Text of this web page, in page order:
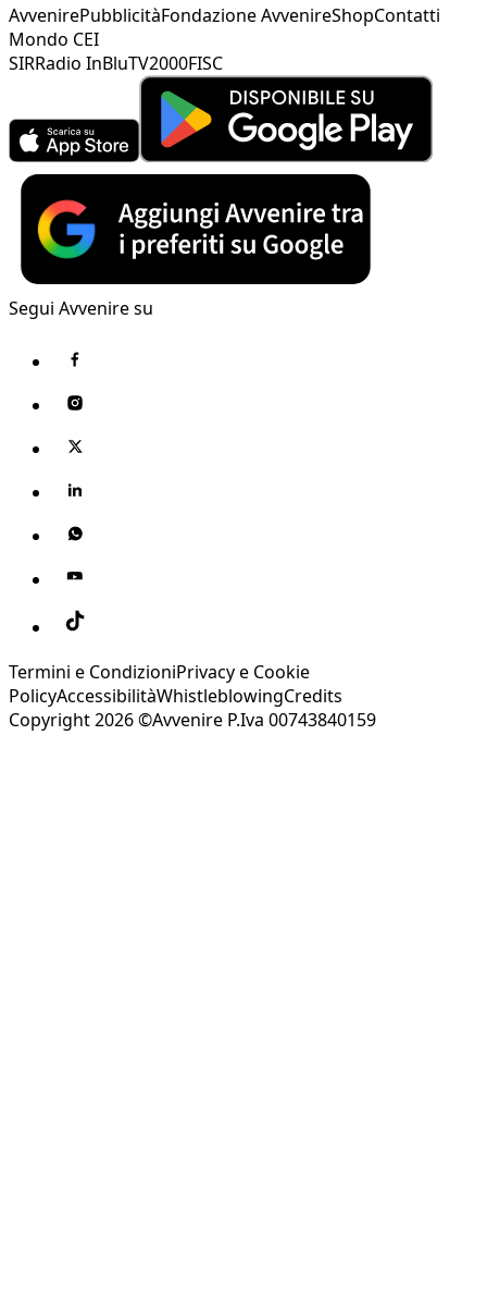
AvvenirePubblicitàFondazione AvvenireShopContatti
Mondo CEI
SIRRadio InBluTV2000FISC
Segui Avvenire su
Termini e CondizioniPrivacy e Cookie
PolicyAccessibilitàWhistleblowingCredits
Copyright 2026 ©Avvenire P.Iva 00743840159